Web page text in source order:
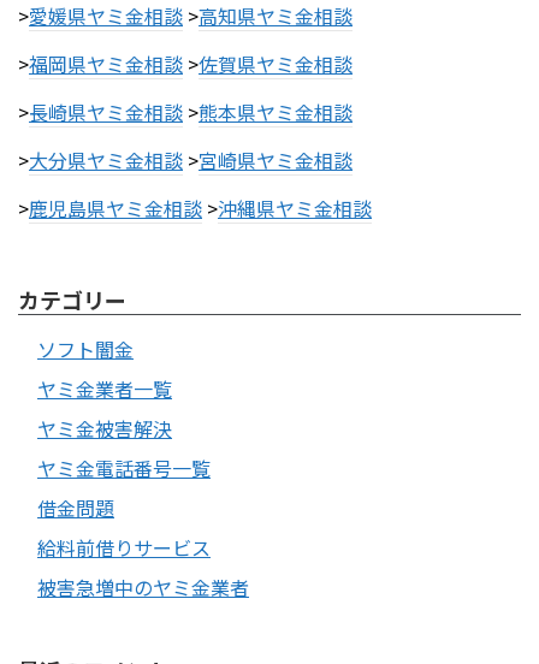
>愛媛県ヤミ金相談 >高知県ヤミ金相談
>福岡県ヤミ金相談 >佐賀県ヤミ金相談
>長崎県ヤミ金相談 >熊本県ヤミ金相談
>大分県ヤミ金相談 >宮崎県ヤミ金相談
>鹿児島県ヤミ金相談 >沖縄県ヤミ金相談
カテゴリー
ソフト闇金
ヤミ金業者一覧
ヤミ金被害解決
ヤミ金電話番号一覧
借金問題
給料前借りサービス
被害急増中のヤミ金業者